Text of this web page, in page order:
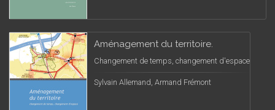
Aménagement du territoire.
Changement de temps, changement d'espace
Sylvain Allemand, Armand Frémont